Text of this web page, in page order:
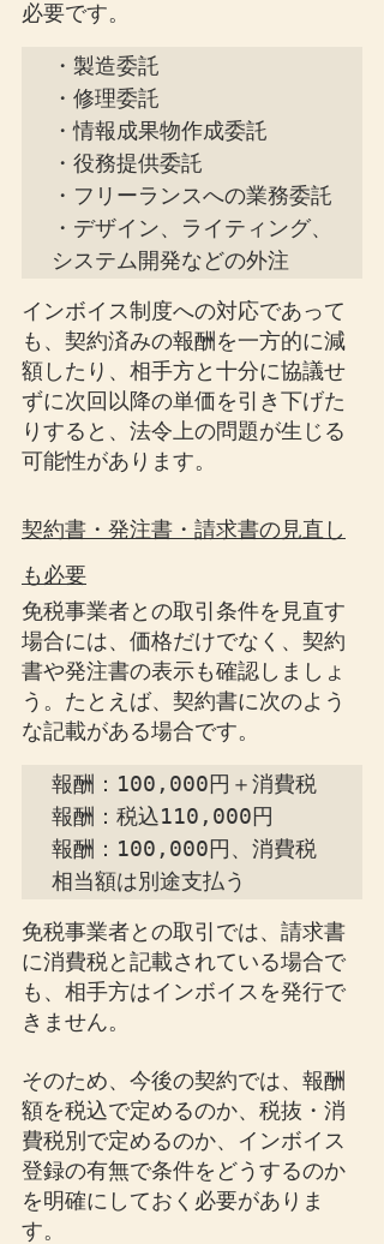
必要です。
・製造委託
・修理委託
・情報成果物作成委託
・役務提供委託
・フリーランスへの業務委託
・デザイン、ライティング、
システム開発などの外注
インボイス制度への対応であって
も、契約済みの報酬を一方的に減
額したり、相手方と十分に協議せ
ずに次回以降の単価を引き下げた
りすると、法令上の問題が生じる
可能性があります。
契約書・発注書・請求書の見直し
も必要
免税事業者との取引条件を見直す
場合には、価格だけでなく、契約
書や発注書の表示も確認しましょ
う。たとえば、契約書に次のよう
な記載がある場合です。
報酬：100,000円＋消費税
報酬：税込110,000円
報酬：100,000円、消費税
相当額は別途支払う
免税事業者との取引では、請求書
に消費税と記載されている場合で
も、相手方はインボイスを発行で
きません。
そのため、今後の契約では、報酬
額を税込で定めるのか、税抜・消
費税別で定めるのか、インボイス
登録の有無で条件をどうするのか
を明確にしておく必要がありま
す。